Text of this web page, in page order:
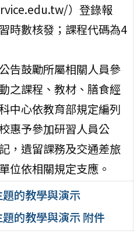
）登錄報
時數核發；課程代碼為4
告鼓勵所屬相關人員參
之課程、教材、膳食經
中心依教育部規定編列
惠予參加研習人員公
記，遺留課務及交通差旅
位依相關規定支應。
的教學與演示
的教學與演示 附件